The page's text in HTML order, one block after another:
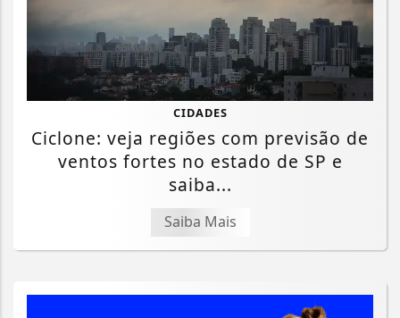
CIDADES
Ciclone: veja regiões com previsão de
ventos fortes no estado de SP e
saiba...
Saiba Mais